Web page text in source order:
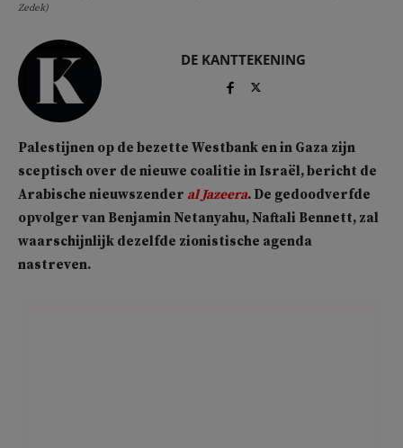
Zedek)
DE KANTTEKENING
Palestijnen op de bezette Westbank en in Gaza zijn
sceptisch over de nieuwe coalitie in Israël, bericht de
Arabische nieuwszender al Jazeera. De gedoodverfde
opvolger van Benjamin Netanyahu, Naftali Bennett, zal
waarschijnlijk dezelfde zionistische agenda
nastreven.